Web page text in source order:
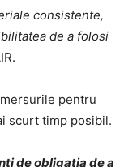
consistente,
de a folosi
pentru
scurt timp posibil.
de obligatia de a